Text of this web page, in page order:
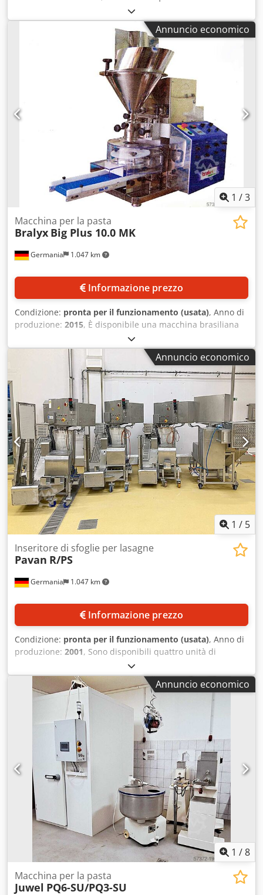
, numero macchina/veicolo:
larghezza del prodotto (max.):80 mm, In vendita una linea
completa per la produzione di pasta. L’impianto è
progettato per pasta fresca, pasta secca e ravioli. Con
queste macchine si possono produrre fino a 1000 kg di
pasta al giorno, di cui circa 200 kg possono essere essiccati
direttamente. Le macchine sono in ottime condizioni.
Comprende: - Pressa con tutte le trafile: spaghetti, penne,
casarecce, pappardelle, tagliatelle, fusilli, gigli, cavatelli -
Macchina per ravioli con 3 formati: ravioli, panzerotti e
rondelli Cjdpfsxykyxex Afpeha - Sistema di raffreddamento
per la macchina - Nastro trasportatore - Impastatrice -
Trasportatore di taglio - Essiccatore - Griglie
Annuncio economico
1 /3
Germania 1.047 km
Macchina per la pasta
Bralyx Big Plus 10.0 MK
Informazione prezzo
Condizione: pronta per il funzionamento (usata), Anno di
produzione: 2015, È disponibile una macchina brasiliana
ben rappresentata a Londra per la produzione di pasta
ripiena. Due coclee intermittenti per l'impasto, una coclea
per il ripieno. Capacità: 20 kg-100 kg/h. Formati: salato o
goccia, kibbeh, cuscino, palla e crocchette. Rispetto alle
raviolatrici italiane, questa macchina può lavorare con
impasti e ripieni molto più umidi. La macchina lavora con
precisione al grammo, rispettando le ricette originali.
Dimensioni X/Y/Z: 650mm/1150mm/1400mm, peso: circa
200kg. Documentazione disponibile. Chsdpfxjtryk Es Afpja
Annuncio economico
1 / 5
Germania 1.047 km
Inseritore di sfoglie per lasagne
Pavan R/PS
Informazione prezzo
Condizione: pronta per il funzionamento (usata), Anno di
produzione: 2001, Sono disponibili quattro unità di
inserimento Pavan per sfoglie di lasagna per linee di
produzione industriali. Capacità: ca. 250 vaschette/ora,
range formato: 200mm/150mm, dimensioni macchina
X/Y/Z: ca. 1800mm/850mm/1650mm, peso: ca. 325kg. È
possibile una visita in loco. Chodpfxsxl El Ho Afpja
Annuncio economico
1 /8
Macchina per la pasta
Juwel PQ6-SU/PQ3-SU